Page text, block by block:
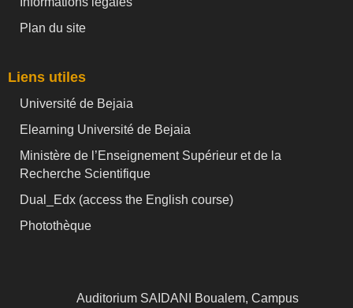
Plan du site
Liens utiles
Université de Bejaia
Elearning Université de Bejaia
Ministère de l’Enseignement Supérieur et de la
Recherche Scientifique
Dual_Edx (access the English course)
Photothèque
Auditorium SAIDANI Boualem, Campus